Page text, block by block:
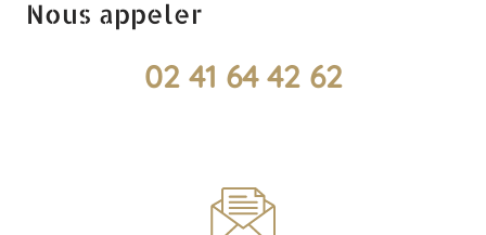
Nous appeler
02 41 64 42 62